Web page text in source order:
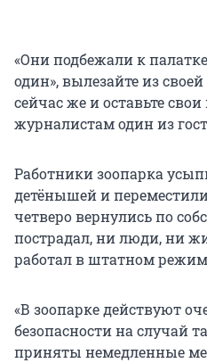
«Они подбежали к
один», вылезайте из
сейчас же и оставьте
журналистам один из
Работники зоопарка
детёнышей и
четверо вернулись по
пострадал, ни люди, ни
работал в штатном
«В зоопарке действуют
безопасности на случай
приняты немедленные